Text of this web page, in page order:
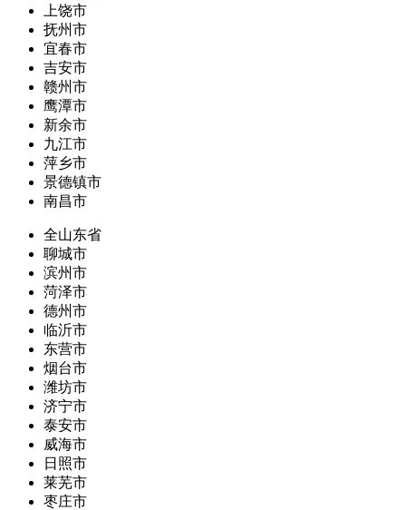
上饶市
抚州市
宜春市
吉安市
赣州市
鹰潭市
新余市
九江市
萍乡市
景德镇市
南昌市
全山东省
聊城市
滨州市
菏泽市
德州市
临沂市
东营市
烟台市
潍坊市
济宁市
泰安市
威海市
日照市
莱芜市
枣庄市